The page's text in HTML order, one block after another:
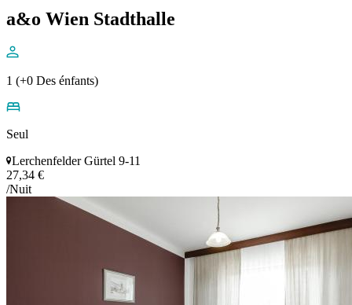
a&o Wien Stadthalle
1 (+0 Des énfants)
Seul
Lerchenfelder Gürtel 9-11
27,34 €
/Nuit